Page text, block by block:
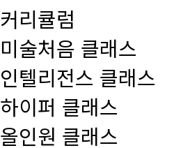
커리큘럼
미술처음 클래스
인텔리전스 클래스
하이퍼 클래스
올인원 클래스